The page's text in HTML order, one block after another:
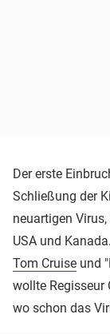
Der erste
Schließung der
neuartigen
USA und
Tom Cruise und
wollte Regisseur
wo schon das